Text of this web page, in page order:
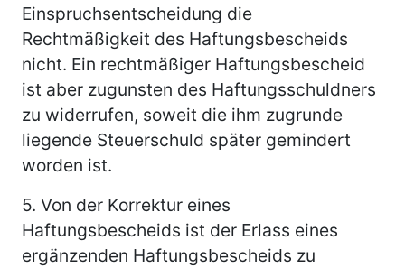
Einspruchsentscheidung die
Rechtmäßigkeit des Haftungsbescheids
nicht. Ein rechtmäßiger Haftungsbescheid
ist aber zugunsten des Haftungsschuldners
zu widerrufen, soweit die ihm zugrunde
liegende Steuerschuld später gemindert
worden ist.
5. Von der Korrektur eines
Haftungsbescheids ist der Erlass eines
ergänzenden Haftungsbescheids zu